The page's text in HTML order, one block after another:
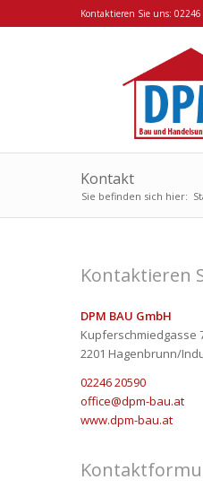
Kontaktieren Sie uns:
Kontakt
Sie befinden sich hier:
Kontaktieren
DPM BAU GmbH
Kupferschmiedgasse
2201 Hagenbrunn/
02246 20590
office@dpm-bau.at
www.dpm-bau.at